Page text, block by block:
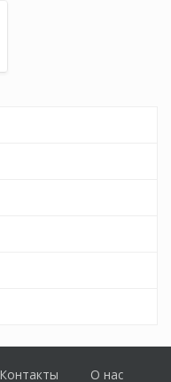
Контакты О нас